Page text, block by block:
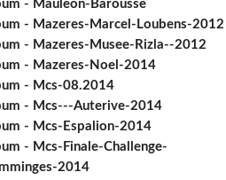
- Mauleon-Barousse
- Mazeres-Marcel-Loubens-2012
- Mazeres-Musee-Rizla--2012
- Mazeres-Noel-2014
- Mcs-08.2014
- Mcs---Auterive-2014
- Mcs-Espalion-2014
- Mcs-Finale-Challenge-
2014